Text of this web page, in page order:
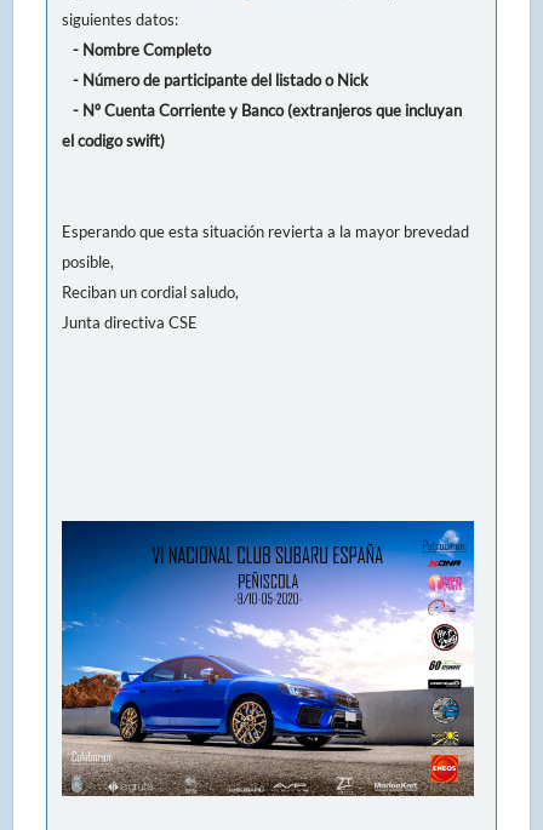
siguientes datos:
- Nombre Completo
- Número de participante del listado o Nick
- Nº Cuenta Corriente y Banco (extranjeros que incluyan
el codigo swift)
Esperando que esta situación revierta a la mayor brevedad
posible,
Reciban un cordial saludo,
Junta directiva CSE